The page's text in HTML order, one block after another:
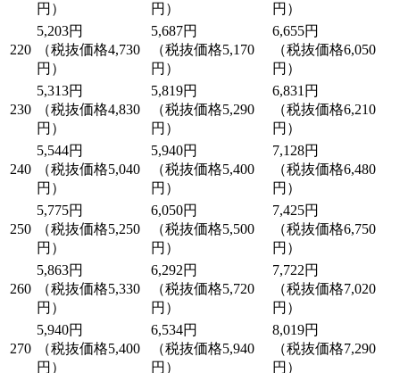
円）
円）
円）
220
5,203円
（税抜価格4,730
円）
5,687円
（税抜価格5,170
円）
6,655円
（税抜価格6,050
円）
230
5,313円
（税抜価格4,830
円）
5,819円
（税抜価格5,290
円）
6,831円
（税抜価格6,210
円）
240
5,544円
（税抜価格5,040
円）
5,940円
（税抜価格5,400
円）
7,128円
（税抜価格6,480
円）
250
5,775円
（税抜価格5,250
円）
6,050円
（税抜価格5,500
円）
7,425円
（税抜価格6,750
円）
260
5,863円
（税抜価格5,330
円）
6,292円
（税抜価格5,720
円）
7,722円
（税抜価格7,020
円）
270
5,940円
（税抜価格5,400
円）
6,534円
（税抜価格5,940
円）
8,019円
（税抜価格7,290
円）